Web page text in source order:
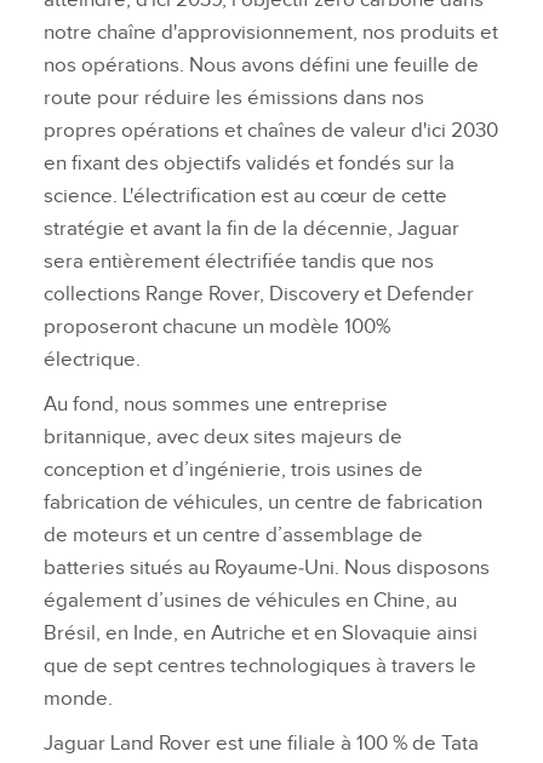
notre chaîne d'approvisionnement, nos produits et
nos opérations. Nous avons défini une feuille de
route pour réduire les émissions dans nos
propres opérations et chaînes de valeur d'ici 2030
en fixant des objectifs validés et fondés sur la
science. L'électrification est au cœur de cette
stratégie et avant la fin de la décennie, Jaguar
sera entièrement électrifiée tandis que nos
collections Range Rover, Discovery et Defender
proposeront chacune un modèle 100%
électrique.
Au fond, nous sommes une entreprise
britannique, avec deux sites majeurs de
conception et d’ingénierie, trois usines de
fabrication de véhicules, un centre de fabrication
de moteurs et un centre d’assemblage de
batteries situés au Royaume‑Uni. Nous disposons
également d’usines de véhicules en Chine, au
Brésil, en Inde, en Autriche et en Slovaquie ainsi
que de sept centres technologiques à travers le
monde.
Jaguar Land Rover est une filiale à 100 % de Tata